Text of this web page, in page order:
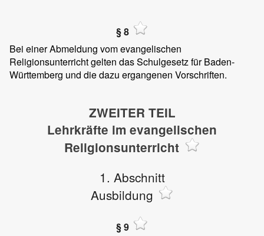
§ 8
Bei einer Abmeldung vom evangelischen
Religionsunterricht gelten das Schulgesetz für Baden-
Württemberg und die dazu ergangenen Vorschriften.
ZWEITER TEIL
Lehrkräfte im evangelischen
Religionsunterricht
1. Abschnitt
Ausbildung
§ 9